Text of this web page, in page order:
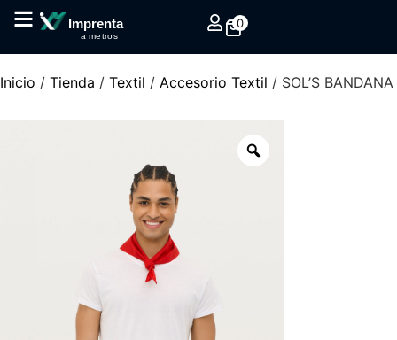
Imprenta
a metros
0
Inicio / Tienda / Textil / Accesorio Textil / SOL’S BANDANA